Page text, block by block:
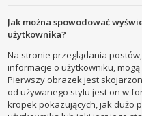
Jak można spowodować
użytkownika?
Na stronie przeglądania
informacje o użytkowniku,
Pierwszy obrazek jest
od używanego stylu jest on w
kropek pokazujących, jak dużo